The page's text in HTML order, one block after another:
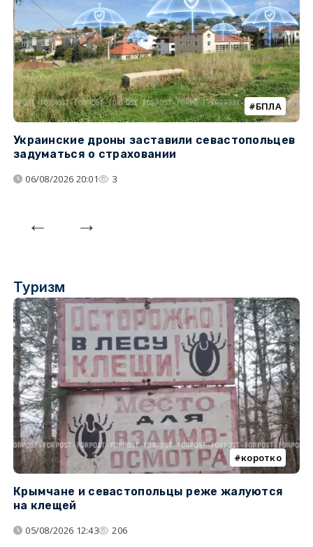
БПЛА
Украинские дроны заставили севастопольцев
задуматься о страховании
06/08/2026 20:01 3
Туризм
коротко
Крымчане и севастопольцы реже жалуются
на клещей
05/08/2026 12:43 206